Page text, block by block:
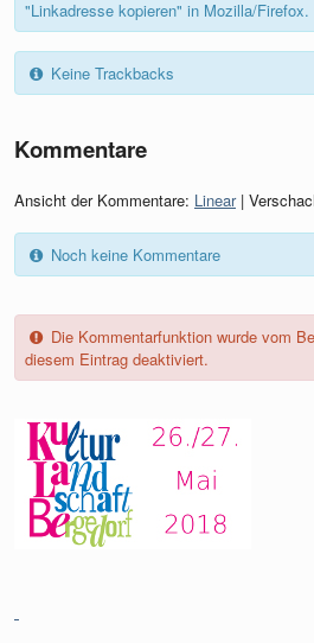
"Linkadresse kopieren" in Mozilla/Firefox.
Keine Trackbacks
Kommentare
Ansicht der Kommentare: Linear|
Noch keine Kommentare
Die Kommentarfunktion wurde vom
diesem Eintrag deaktiviert.